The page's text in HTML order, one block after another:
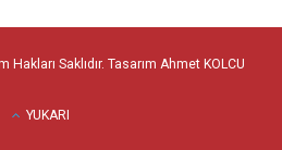
Hakları Saklıdır. Tasarım Ahmet KOLCU
YUKARI